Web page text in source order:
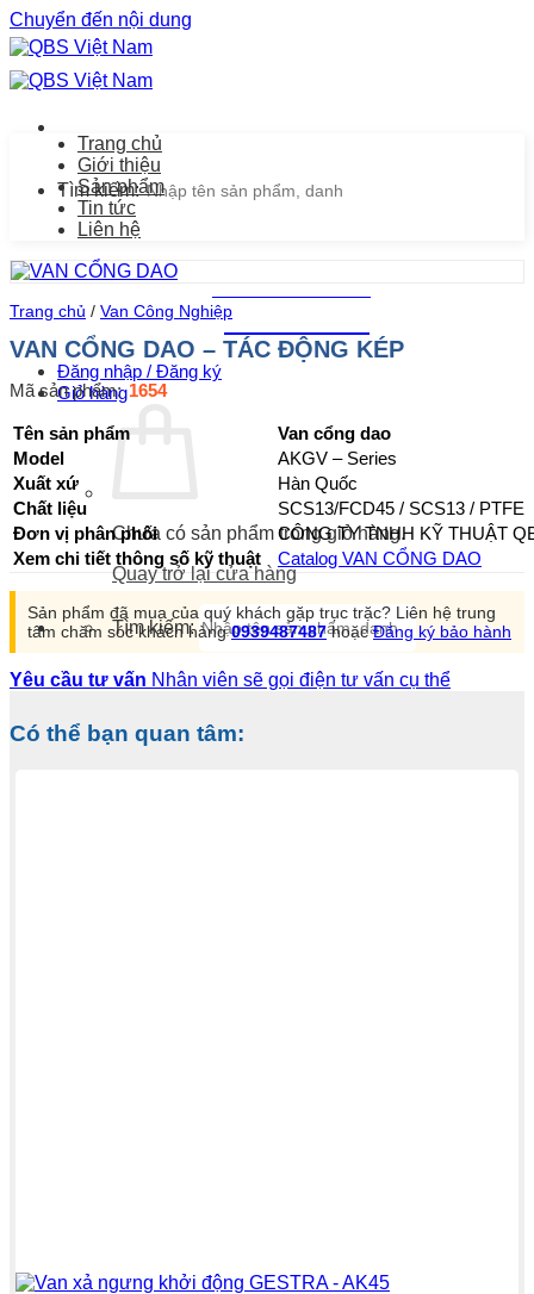
Chuyển đến nội dung
Tìm kiếm:
0939.487.487
Đăng nhập / Đăng ký
Giỏ hàng
Chưa có sản phẩm trong giỏ hàng.
Quay trở lại cửa hàng
Tìm kiếm:
Trang chủ
Giới thiệu
Sản phẩm
Tin tức
Liên hệ
Trang chủ / Van Công Nghiệp
VAN CỔNG DAO – TÁC ĐỘNG KÉP
Mã sản phẩm: 1654
Tên sản phẩm
Van cổng dao
Model
AKGV – Series
Xuất xứ
Hàn Quốc
Chất liệu
SCS13/FCD45 / SCS13 / PTFE
Đơn vị phân phối
CÔNG TY TNHH KỸ THUẬT
Xem chi tiết thông số kỹ thuật
Catalog VAN CỔNG DAO
Sản phẩm đã mua của quý khách gặp trục trặc? Liên hệ trung
tâm chăm sóc khách hàng0939487487hoặcĐăng ký bảo hành
Yêu cầu tư vấn Nhân viên sẽ gọi điện tư vấn cụ thể
Có thể bạn quan tâm: